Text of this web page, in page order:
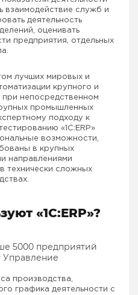
взаимодействие служб и
деятельность
оценивать
предприятия, отдельных
лучших мировых и
крупного и
при непосредственном
промышленных
подходу к
«1C:ERP»
возможности,
в крупных
направлениями
технически сложных
«1C:ERP»?
5000 предприятий
Управление
производства,
графика деятельности с